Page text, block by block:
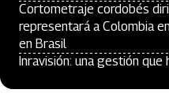
Cortometraje cordobés
representará a Colombia
en Brasil
Inravisión: una gestión